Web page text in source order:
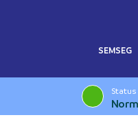
SEMSEG
Status